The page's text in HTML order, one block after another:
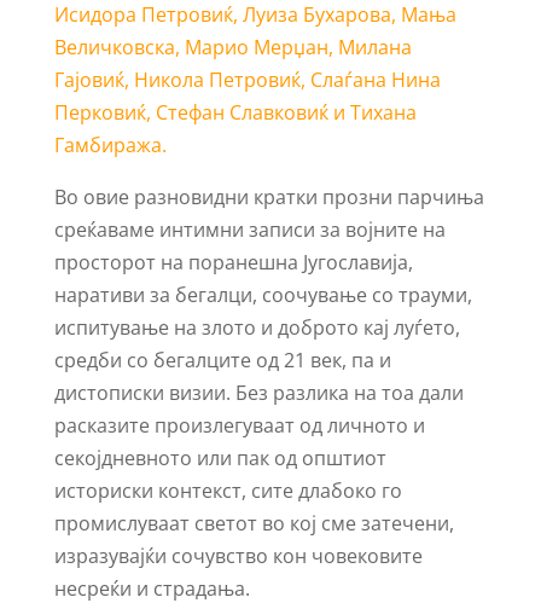
Исидора Петровиќ, Луиза Бухарова, Мања
Величковска, Марио Мерџан, Милана
Гајовиќ, Никола Петровиќ, Слаѓана Нина
Перковиќ, Стефан Славковиќ и Тихана
Гамбиража.
Во овие разновидни кратки прозни парчиња
среќаваме интимни записи за војните на
просторот на поранешна Југославија,
наративи за бегалци, соочување со трауми,
испитување на злото и доброто кај луѓето,
средби со бегалците од 21 век, па и
дистописки визии. Без разлика на тоа дали
расказите произлегуваат од личното и
секојдневното или пак од општиот
историски контекст, сите длабоко го
промислуваат светот во кој сме затечени,
изразувајќи сочувство кон човековите
несреќи и страдања.